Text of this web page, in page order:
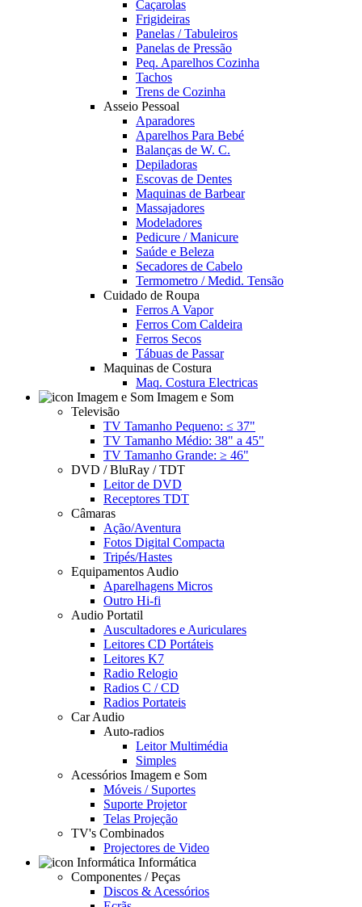
Caçarolas
Frigideiras
Panelas / Tabuleiros
Panelas de Pressão
Peq. Aparelhos Cozinha
Tachos
Trens de Cozinha
Asseio Pessoal
Aparadores
Aparelhos Para Bebé
Balanças de W. C.
Depiladoras
Escovas de Dentes
Maquinas de Barbear
Massajadores
Modeladores
Pedicure / Manicure
Saúde e Beleza
Secadores de Cabelo
Termometro / Medid. Tensão
Cuidado de Roupa
Ferros A Vapor
Ferros Com Caldeira
Ferros Secos
Tábuas de Passar
Maquinas de Costura
Maq. Costura Electricas
Imagem e Som
Televisão
TV Tamanho Pequeno: ≤ 37"
TV Tamanho Médio: 38" a 45"
TV Tamanho Grande: ≥ 46"
DVD / BluRay / TDT
Leitor de DVD
Receptores TDT
Câmaras
Ação/Aventura
Fotos Digital Compacta
Tripés/Hastes
Equipamentos Audio
Aparelhagens Micros
Outro Hi-fi
Audio Portatil
Auscultadores e Auriculares
Leitores CD Portáteis
Leitores K7
Radio Relogio
Radios C / CD
Radios Portateis
Car Audio
Auto-radios
Leitor Multimédia
Simples
Acessórios Imagem e Som
Móveis / Suportes
Suporte Projetor
Telas Projeção
TV's Combinados
Projectores de Video
Informática
Componentes / Peças
Discos & Acessórios